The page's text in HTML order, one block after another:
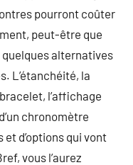
pourront coûter
peut-être que
alternatives
L’étanchéité, la
l’affichage
chronomètre
d’options qui vont
vous l’aurez